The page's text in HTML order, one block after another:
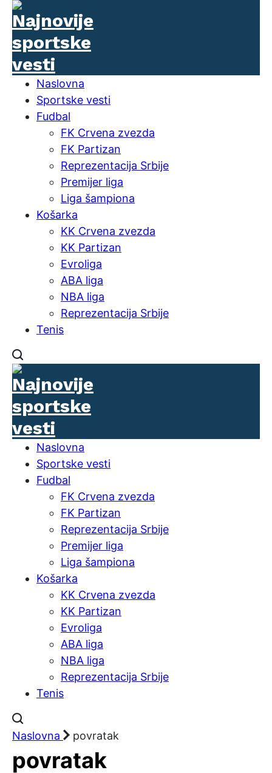
Naslovna
Sportske vesti
Fudbal
FK Crvena zvezda
FK Partizan
Reprezentacija Srbije
Premijer liga
Liga šampiona
Košarka
KK Crvena zvezda
KK Partizan
Evroliga
ABA liga
NBA liga
Reprezentacija Srbije
Tenis
Naslovna
Sportske vesti
Fudbal
FK Crvena zvezda
FK Partizan
Reprezentacija Srbije
Premijer liga
Liga šampiona
Košarka
KK Crvena zvezda
KK Partizan
Evroliga
ABA liga
NBA liga
Reprezentacija Srbije
Tenis
Naslovna povratak
povratak